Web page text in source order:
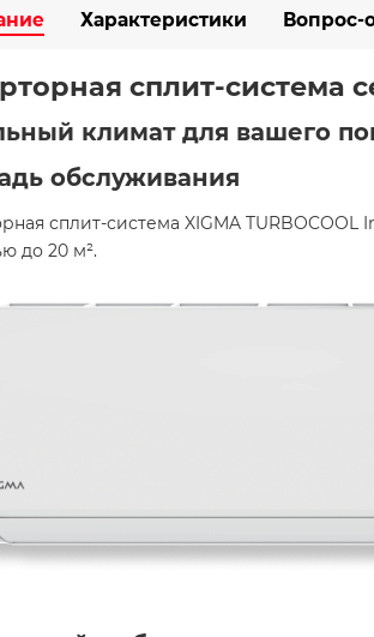
Характеристики Вопрос-
сплит-система
климат для вашего
обслуживания
сплит-система XIGMA
до 20 м².